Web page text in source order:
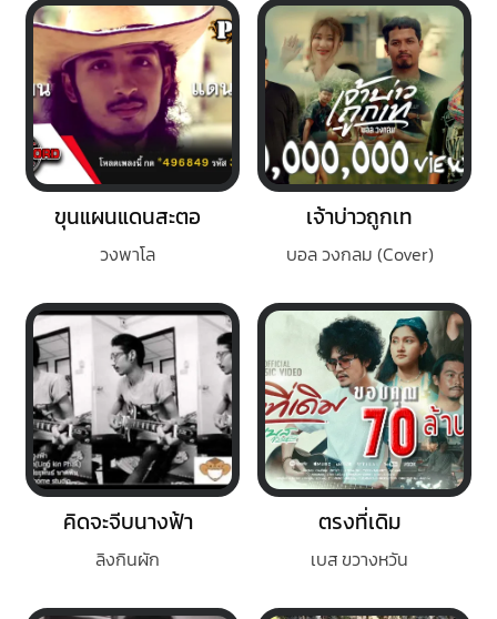
ขุนแผนแดนสะตอ
วงพาโล
เจ้าบ่าวถูกเท
บอล วงกลม (Cover)
คิดจะจีบนางฟ้า
ลิงกินผัก
ตรงที่เดิม
เบส ขวางหวัน